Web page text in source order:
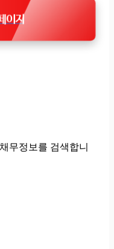
이지
무정보를 검색합니